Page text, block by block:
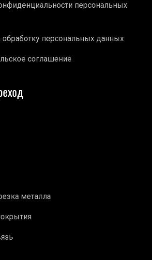
персональных
обработку персональных данных
соглашение
металла